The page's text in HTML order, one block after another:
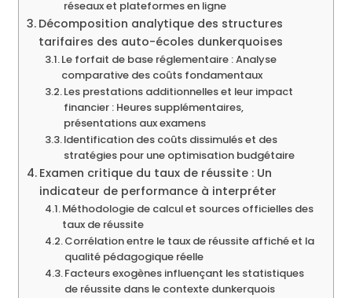
réseaux et plateformes en ligne
Décomposition analytique des structures
tarifaires des auto-écoles dunkerquoises
Le forfait de base réglementaire : Analyse
comparative des coûts fondamentaux
Les prestations additionnelles et leur impact
financier : Heures supplémentaires,
présentations aux examens
Identification des coûts dissimulés et des
stratégies pour une optimisation budgétaire
Examen critique du taux de réussite : Un
indicateur de performance à interpréter
Méthodologie de calcul et sources officielles des
taux de réussite
Corrélation entre le taux de réussite affiché et la
qualité pédagogique réelle
Facteurs exogènes influençant les statistiques
de réussite dans le contexte dunkerquois